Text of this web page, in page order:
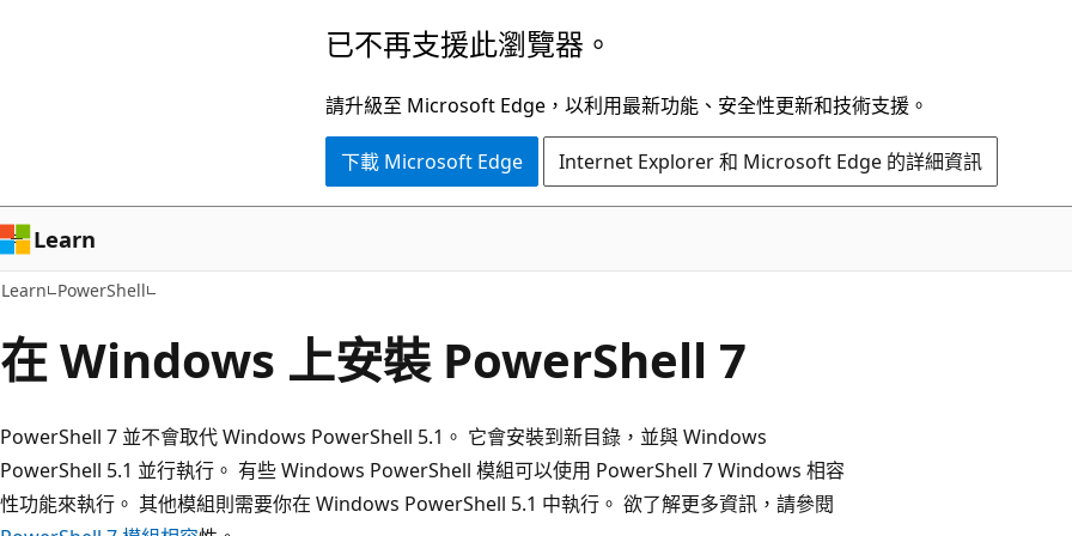
容
已不再支援此瀏覽器。
請升級至 Microsoft Edge，以利用最新功能、安全性更新和技術支援。
下載 Microsoft Edge Internet Explorer 和 Microsoft Edge 的詳細資訊
Learn
Learn PowerShell
在 Windows 上安裝 PowerShell 7
PowerShell 7 並不會取代 Windows PowerShell 5.1。 它會安裝到新目錄，並與 Windows
PowerShell 5.1 並行執行。 有些 Windows PowerShell 模組可以使用 PowerShell 7 Windows 相容
性功能來執行。 其他模組則需要你在 Windows PowerShell 5.1 中執行。 欲了解更多資訊，請參閱